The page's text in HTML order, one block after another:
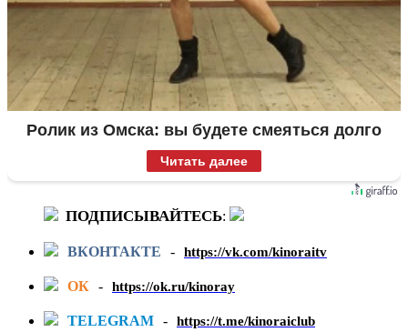
Ролик из Омска: вы будете смеяться долго
Читать далее
ПОДПИСЫВАЙТЕСЬ:
ВКОНТАКТЕ - https://vk.com/kinoraitv
ОК - https://ok.ru/kinoray
TELEGRAM - https://t.me/kinoraiclub